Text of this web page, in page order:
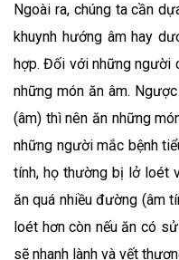
Ngoài ra, chúng ta cần
khuynh hướng âm hay
hợp. Đối với những người
những món ăn âm.
(âm) thì nên ăn những
những người mắc bệnh
tính, họ thường bị lở loét
ăn quá nhiều đường (âm
loét hơn còn nếu ăn có
sẽ nhanh lành và vết